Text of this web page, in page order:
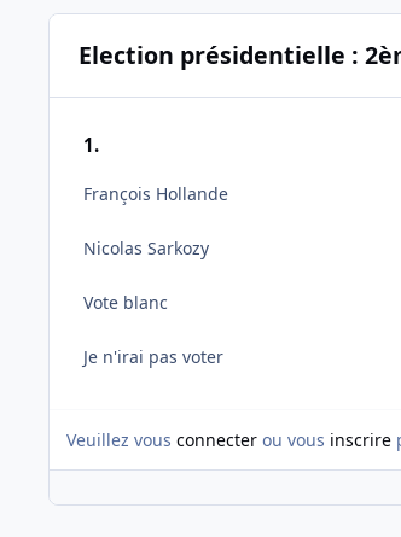
Election présidentielle :
1.
François Hollande
Nicolas Sarkozy
Vote blanc
Je n'irai pas voter
Veuillez vous connecter ou vous inscrire